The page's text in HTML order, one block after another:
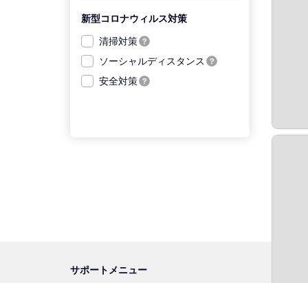
新型コロナウィルス対策
清掃対策
ソーシャルディスタンス
安全対策
サポートメニュー